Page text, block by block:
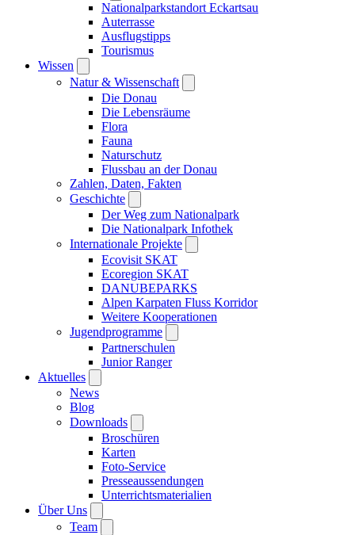
Nationalparkstandort Eckartsau
Auterrasse
Ausflugstipps
Tourismus
Wissen
Natur & Wissenschaft
Die Donau
Die Lebensräume
Flora
Fauna
Naturschutz
Flussbau an der Donau
Zahlen, Daten, Fakten
Geschichte
Der Weg zum Nationalpark
Die Nationalpark Infothek
Internationale Projekte
Ecovisit SKAT
Ecoregion SKAT
DANUBEPARKS
Alpen Karpaten Fluss Korridor
Weitere Kooperationen
Jugendprogramme
Partnerschulen
Junior Ranger
Aktuelles
News
Blog
Downloads
Broschüren
Karten
Foto-Service
Presseaussendungen
Unterrichtsmaterialien
Über Uns
Team